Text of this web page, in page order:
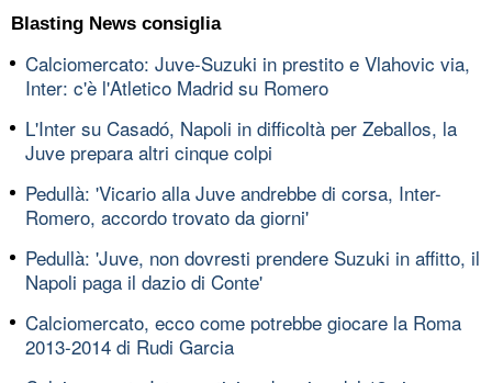
Blasting News consiglia
Calciomercato: Juve-Suzuki in prestito e Vlahovic via,
Inter: c'è l'Atletico Madrid su Romero
L'Inter su Casadó, Napoli in difficoltà per Zeballos, la
Juve prepara altri cinque colpi
Pedullà: 'Vicario alla Juve andrebbe di corsa, Inter-
Romero, accordo trovato da giorni'
Pedullà: 'Juve, non dovresti prendere Suzuki in affitto, il
Napoli paga il dazio di Conte'
Calciomercato, ecco come potrebbe giocare la Roma
2013-2014 di Rudi Garcia